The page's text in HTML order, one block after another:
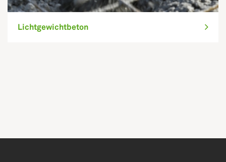
Lichtgewichtbeton